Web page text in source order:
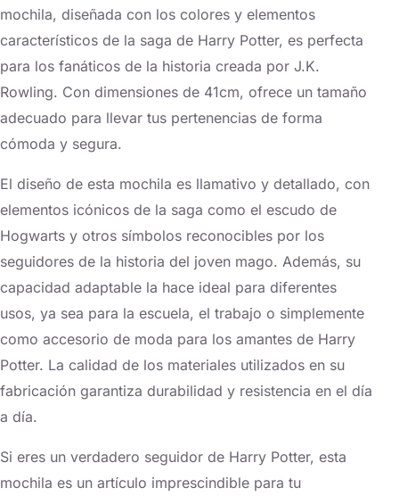
mochila, diseñada con los colores y elementos
característicos de la saga de Harry Potter, es perfecta
para los fanáticos de la historia creada por J.K.
Rowling. Con dimensiones de 41cm, ofrece un tamaño
adecuado para llevar tus pertenencias de forma
cómoda y segura.
El diseño de esta mochila es llamativo y detallado, con
elementos icónicos de la saga como el escudo de
Hogwarts y otros símbolos reconocibles por los
seguidores de la historia del joven mago. Además, su
capacidad adaptable la hace ideal para diferentes
usos, ya sea para la escuela, el trabajo o simplemente
como accesorio de moda para los amantes de Harry
Potter. La calidad de los materiales utilizados en su
fabricación garantiza durabilidad y resistencia en el día
a día.
Si eres un verdadero seguidor de Harry Potter, esta
mochila es un artículo imprescindible para tu